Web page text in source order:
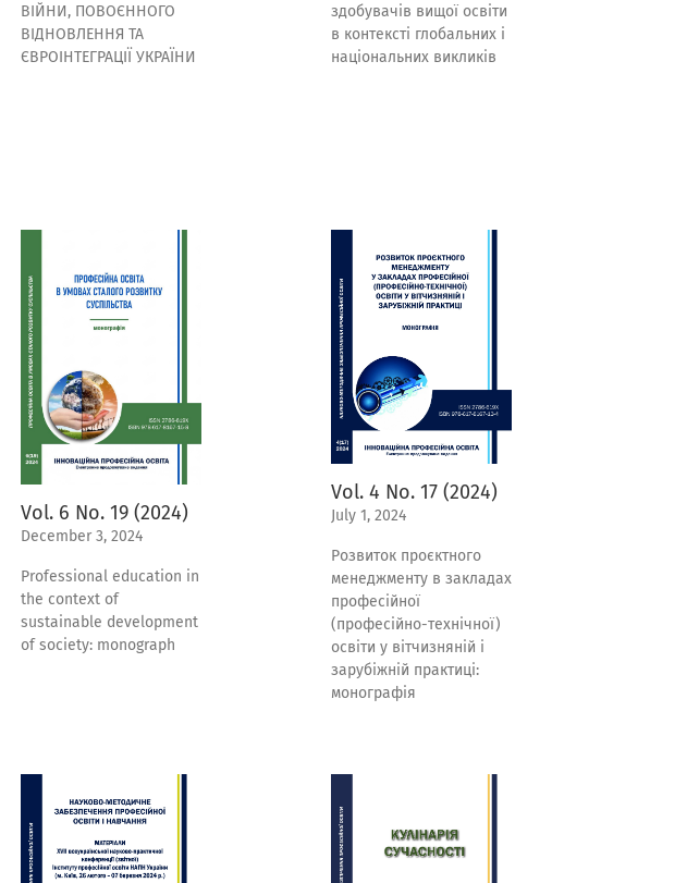
ВІЙНИ, ПОВОЄННОГО
ВІДНОВЛЕННЯ ТА
ЄВРОІНТЕГРАЦІЇ УКРАЇНИ
здобувачів вищої освіти
в контексті глобальних і
національних викликів
Vol. 6 No. 19 (2024)
December 3, 2024
Professional education in
the context of
sustainable development
of society: monograph
Vol. 4 No. 17 (2024)
July 1, 2024
Розвиток проєктного
менеджменту в закладах
професійної
(професійно-технічної)
освіти у вітчизняній і
зарубіжній практиці:
монографія